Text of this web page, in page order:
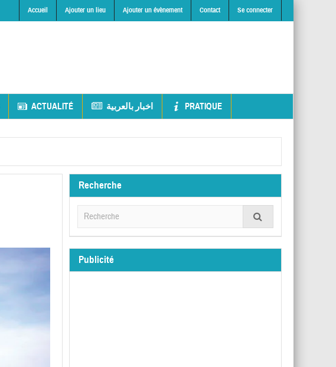
Accueil Ajouter un lieu Ajouter un évènement Contact Se connecter
ACTUALITÉ اخبار بالعربية PRATIQUE
Recherche
Publicité